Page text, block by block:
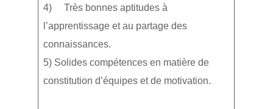
4) Très bonnes aptitudes à
l’apprentissage et au partage des
connaissances.
5) Solides compétences en matière de
constitution d’équipes et de motivation.